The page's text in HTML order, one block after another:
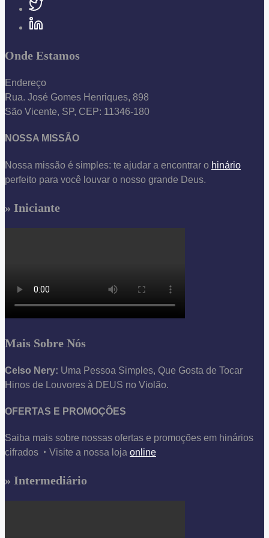
Onde Estamos
Endereço
Rua. José Gomes Henriques, 898
São Vicente, SP, CEP: 11346-180
NOSSA MISSÃO
Nossa missão é simples: te ajudar a encontrar o hinário
perfeito para você louvar o nosso grande Deus.
» Iniciante
Mais Sobre Nós
Celso Nery: Uma Pessoa Simples, Que Gosta de Tocar
Hinos de Louvores à DEUS no Violão.
OFERTAS E PROMOÇÕES
Saiba mais sobre nossas ofertas e promoções em hinários
cifrados ‣ Visite a nossa loja online
» Intermediário